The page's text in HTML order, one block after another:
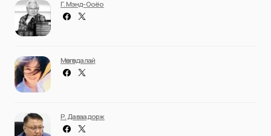
Г. Мэнд-Ооёо
Мөнгөндалай
Р. Даваадорж